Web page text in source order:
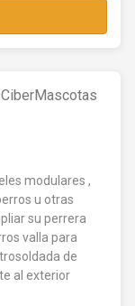
modulares ,
u otras
su perrera
valla para
de
al exterior